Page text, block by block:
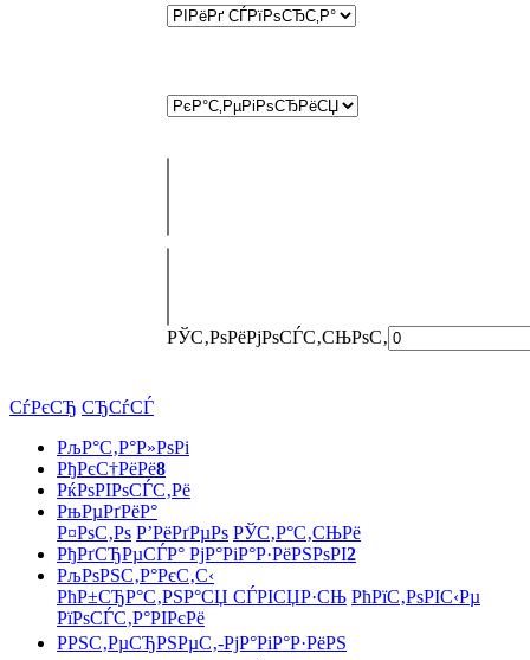
РЎС‚РѕРёРјРѕСЃС‚СЊРѕС‚
СѓРєСЂ СЂСѓСЃ
РљР°С‚Р°Р»РѕРі
РђРєС†РёРё8
РќРѕРІРѕСЃС‚Рё
РњРµРґРёР°
Р¤РѕС‚Рѕ Р’РёРґРµРѕ РЎС‚Р°С‚СЊРё
РђРґСЂРµСЃР° РјР°РіР°Р·РёРЅРѕРІ2
РљРѕРЅС‚Р°РєС‚С‹
РћР±СЂР°С‚РЅР°СЏ СЃРІСЏР·СЊ РћРїС‚РѕРІС‹Рµ
РїРѕСЃС‚Р°РІРєРё
РРЅС‚РµСЂРЅРµС‚-РјР°РіР°Р·РёРЅ